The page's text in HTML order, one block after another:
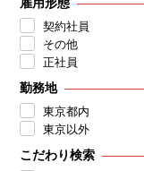
雇用形態
契約社員
その他
正社員
勤務地
東京都内
東京以外
こだわり検索